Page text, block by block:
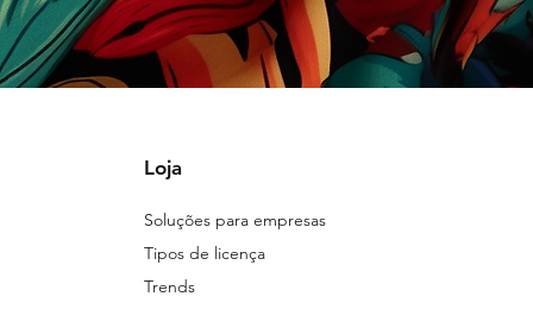
Loja
Soluções para empresas
Tipos de licença
Trends